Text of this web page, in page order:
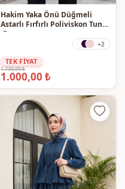
Hakim Yaka Önü Düğmeli
Astarlı Fırfırlı Poliviskon Tunik
-Beyaz
+2
TEK FİYAT
1.739,99 ₺
1.000,00 ₺